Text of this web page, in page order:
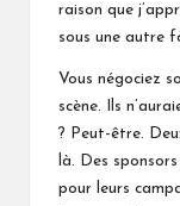
raison que
sous une autre
Vous négociez
scène. Ils
? Peut-être.
là. Des
pour leurs